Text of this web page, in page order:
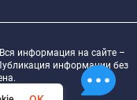
информация на сайте –
информации без